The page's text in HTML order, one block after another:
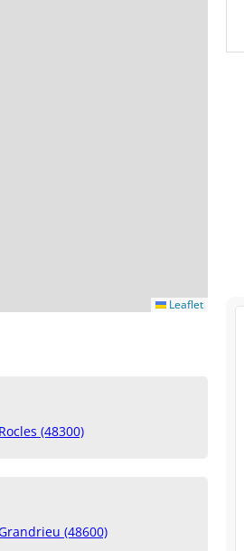
Leaflet
Rocles (48300)
Grandrieu (48600)